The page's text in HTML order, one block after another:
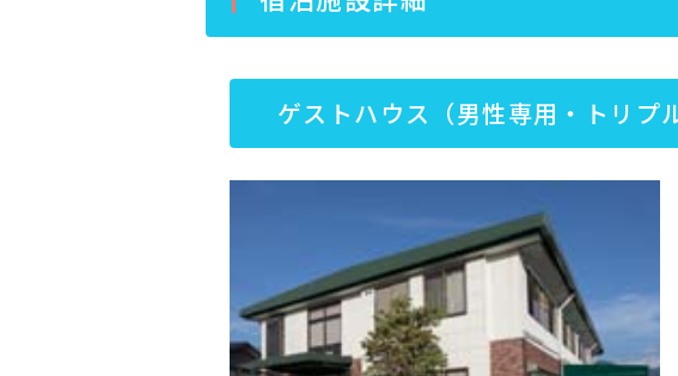
ゲストハウス（男性専用・トリプ